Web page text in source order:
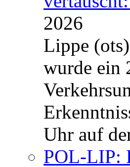
2026
Lippe
wurde ein
Uhr auf
POL-LIP: